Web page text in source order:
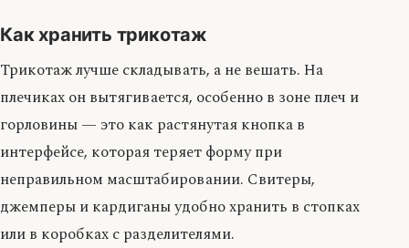
Как хранить трикотаж
Трикотаж лучше складывать, а не вешать. На
плечиках он вытягивается, особенно в зоне плеч и
горловины — это как растянутая кнопка в
интерфейсе, которая теряет форму при
неправильном масштабировании. Свитеры,
джемперы и кардиганы удобно хранить в стопках
или в коробках с разделителями.